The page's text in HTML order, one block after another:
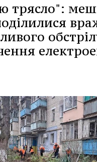
трясло":